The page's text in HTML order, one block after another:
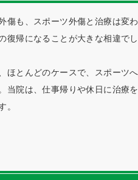
傷も、スポーツ外傷と治療は変
復帰になることが大きな相違でし
ほとんどのケースで、スポーツ
当院は、仕事帰りや休日に治療
。